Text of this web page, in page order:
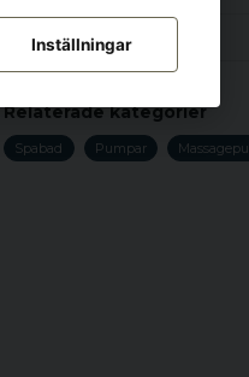
Vikt
Ställ en produktfråga
Fråga oss något om
Relaterade kategorier
Spabad Pumpar
Inställningar